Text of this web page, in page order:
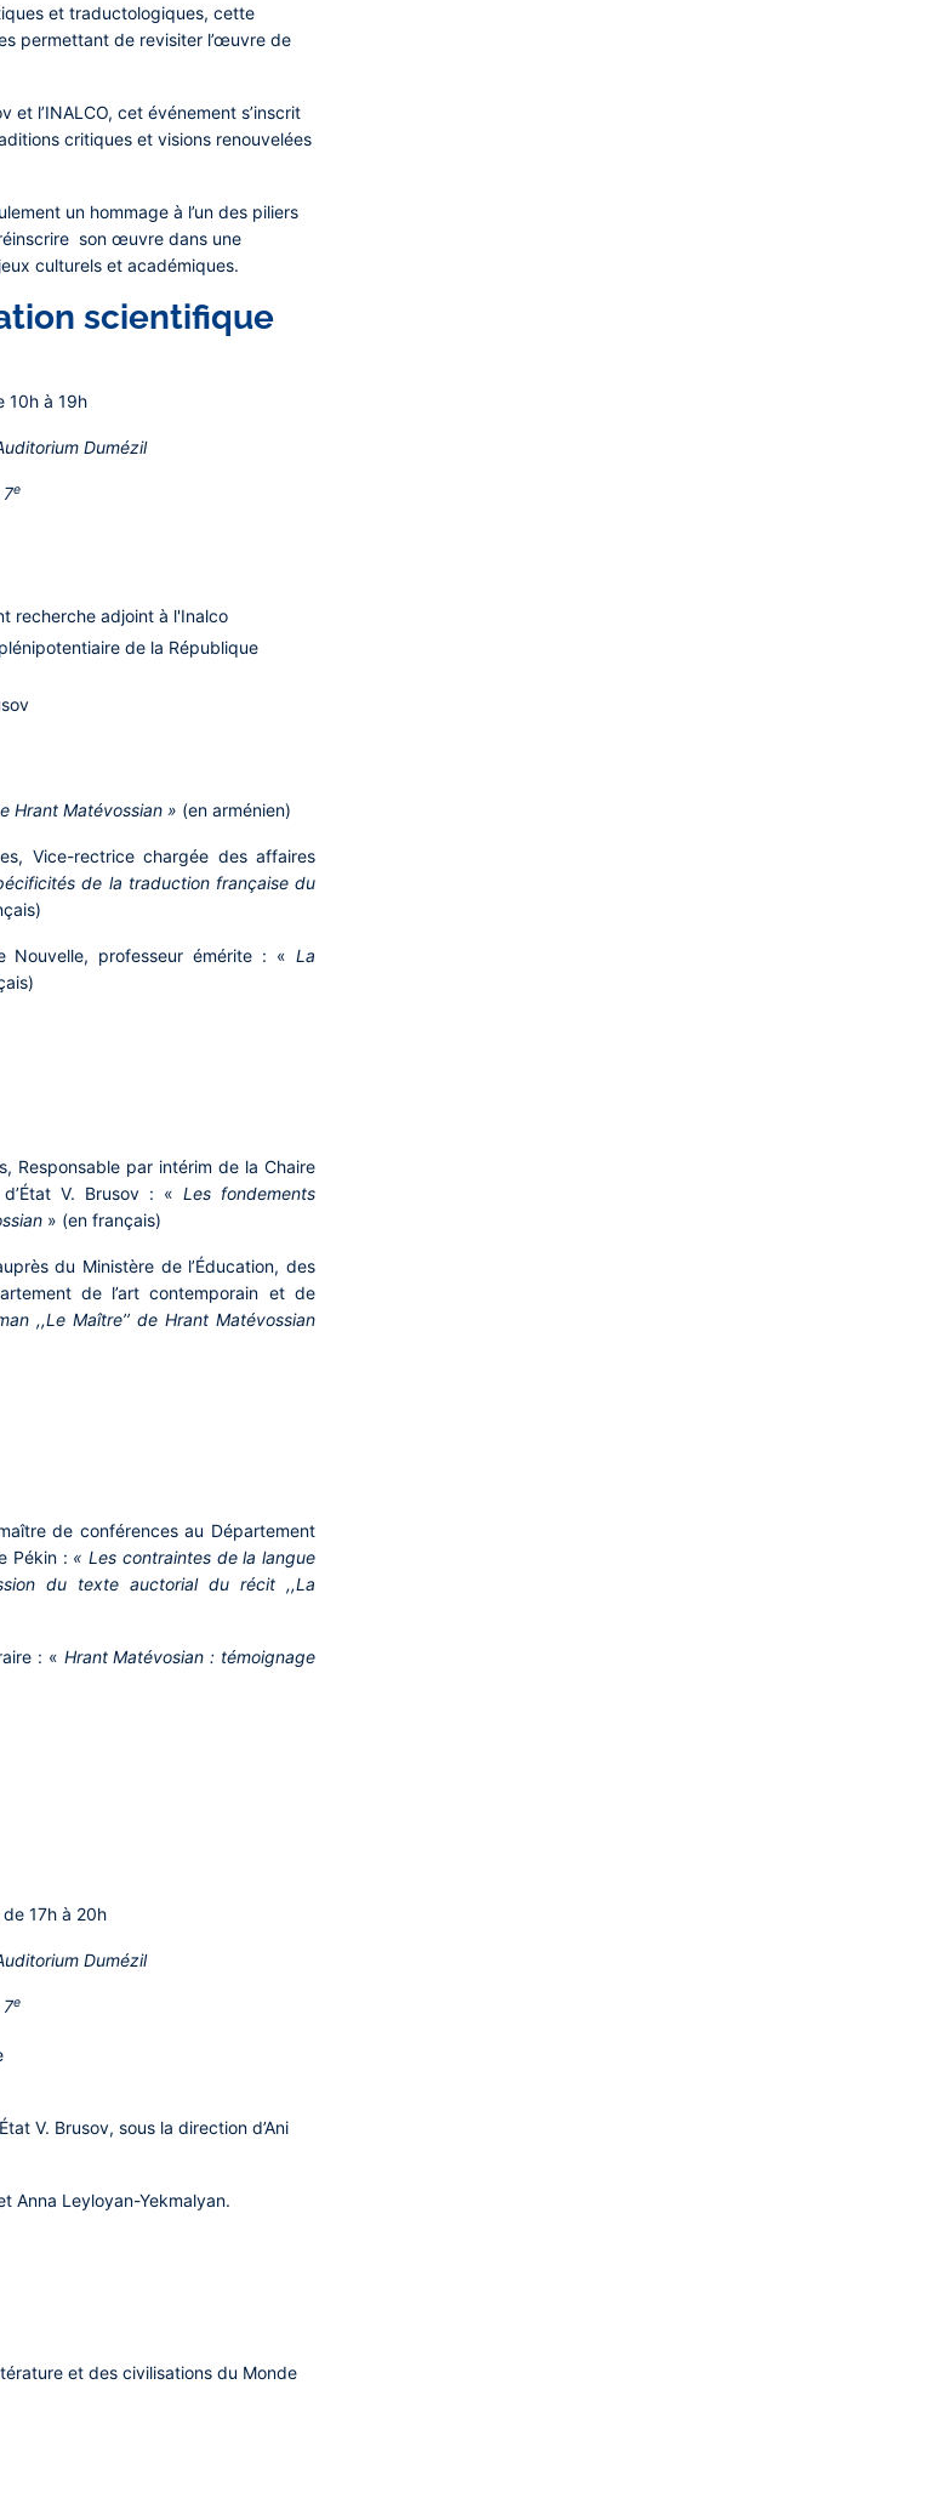
et traductologiques, cette
permettant de revisiter l’œuvre de
et l’INALCO, cet événement s’inscrit
critiques et visions renouvelées
un hommage à l’un des piliers
son œuvre dans une
culturels et académiques.
scientifique
10h à 19h
Dumézil
e
recherche adjoint à l'Inalco
de la République
Hrant Matévossian » (en arménien)
Vice-rectrice chargée des affaires
de la traduction française du
Nouvelle, professeur émérite : «La
Responsable par intérim de la Chaire
d’État V. Brusov : «Les fondements
» (en français)
du Ministère de l’Éducation, des
de l’art contemporain et de
,,Le Maître’’ de Hrant Matévossian
de conférences au Département
Pékin : « Les contraintes de la langue
du texte auctorial du récit ,,La
: « Hrant Matévosian : témoignage
17h à 20h
Dumézil
7e
V. Brusov, sous la direction d’Ani
Anna Leyloyan-Yekmalyan.
et des civilisations du Monde